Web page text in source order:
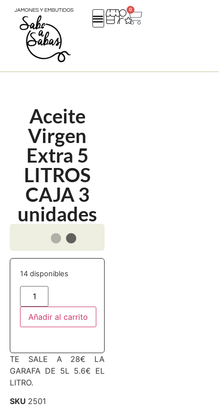
0
Aceite
Virgen
Extra 5
LITROS
CAJA 3
unidades
14 disponibles
Añadir al carrito
TE SALE A 28€ LA
GARAFA DE 5L 5.6€ EL
LITRO.
SKU 2501